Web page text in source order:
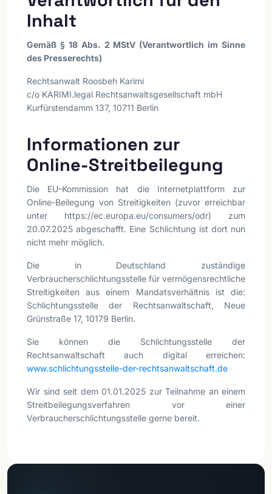
Inhalt
Gemäß § 18 Abs. 2 MStV (Verantwortlich im Sinne
des Presserechts)
Rechtsanwalt Roosbeh Karimi
c/o KARIMI.legal Rechtsanwaltsgesellschaft mbH
Kurfürstendamm 137, 10711 Berlin
Informationen zur
Online-Streitbeilegung
Die EU-Kommission hat die Internetplattform zur
Online-Beilegung von Streitigkeiten (zuvor erreichbar
unter https://ec.europa.eu/consumers/odr) zum
20.07.2025 abgeschafft. Eine Schlichtung ist dort nun
nicht mehr möglich.
Die in Deutschland zuständige
Verbraucherschlichtungsstelle für vermögensrechtliche
Streitigkeiten aus einem Mandatsverhältnis ist die:
Schlichtungsstelle der Rechtsanwaltschaft, Neue
Grünstraße 17, 10179 Berlin.
Sie können die Schlichtungsstelle der
Rechtsanwaltschaft auch digital erreichen:
www.schlichtungsstelle-der-rechtsanwaltschaft.de
Wir sind seit dem 01.01.2025 zur Teilnahme an einem
Streitbeilegungsverfahren vor einer
Verbraucherschlichtungsstelle gerne bereit.